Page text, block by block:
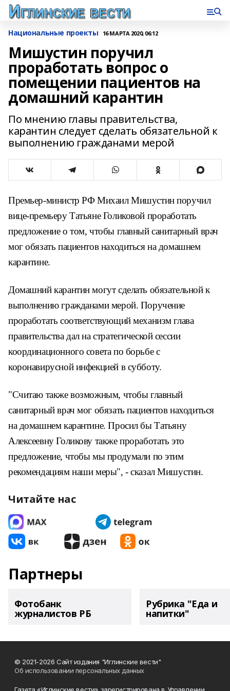
Национальные проекты 16 МАРТА 2020, 06:12
Мишустин поручил
проработать вопрос о
помещении пациентов на
домашний карантин
По мнению главы правительства,
карантин следует сделать обязательной к
выполнению гражданами мерой
Премьер-министр РФ Михаил Мишустин поручил
вице-премьеру Татьяне Голиковой проработать
предложение о том, чтобы главный санитарный врач
мог обязать пациентов находиться на домашнем
карантине.
Домашний карантин могут сделать обязательной к
выполнению гражданами мерой. Поручение
проработать соответствующий механизм глава
правительства дал на стратегической сессии
координационного совета по борьбе с
коронавирусной инфекцией в субботу.
"Считаю также возможным, чтобы главный
санитарный врач мог обязать пациентов находиться
на домашнем карантине. Просил бы Татьяну
Алексеевну Голикову также проработать это
предложение, чтобы мы продумали по этим
рекомендациям наши меры", - сказал Мишустин.
Читайте нас
Партнеры
Фотобанк
журналистов РБ
Рубрика "Еда и
напитки"
© 2021-2026 Сайт издания "Иглинские вести"
Об использовании персональных данных